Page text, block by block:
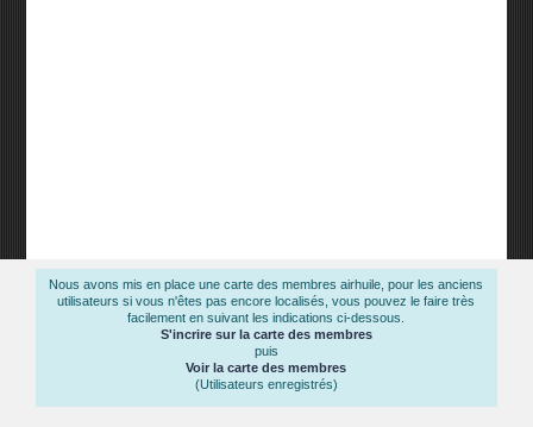
Nous avons mis en place une carte des membres airhuile, pour les anciens
utilisateurs si vous n'êtes pas encore localisés, vous pouvez le faire très
facilement en suivant les indications ci-dessous.
S'incrire sur la carte des membres
puis
Voir la carte des membres
(Utilisateurs enregistrés)